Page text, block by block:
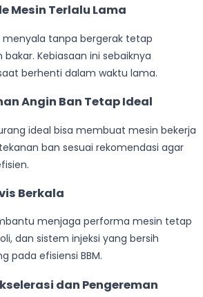
Mesin Terlalu Lama
menyala tanpa bergerak tetap
Kebiasaan ini sebaiknya
berhenti dalam waktu lama.
Angin Ban Tetap Ideal
ideal bisa membuat mesin bekerja
ban sesuai rekomendasi agar
Berkala
menjaga performa mesin tetap
dan sistem injeksi yang bersih
pada efisiensi BBM.
dan Pengereman